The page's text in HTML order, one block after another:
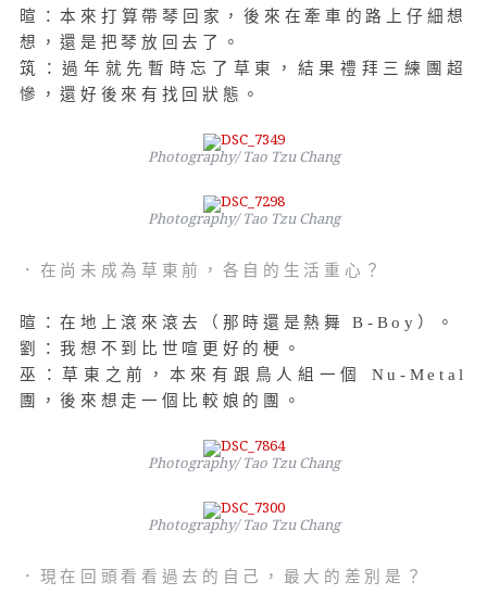
暄：本來打算帶琴回家，後來在牽車的路上仔細想
想，還是把琴放回去了。
筑：過年就先暫時忘了草東，結果禮拜三練團超
慘，還好後來有找回狀態。
Photography/ Tao Tzu Chang
Photography/ Tao Tzu Chang
．在尚未成為草東前，各自的生活重心？
暄：在地上滾來滾去（那時還是熱舞 B-Boy）。
劉：我想不到比世喧更好的梗。
巫：草東之前，本來有跟鳥人組一個 Nu-Metal
團，後來想走一個比較娘的團。
Photography/ Tao Tzu Chang
Photography/ Tao Tzu Chang
．現在回頭看看過去的自己，最大的差別是？